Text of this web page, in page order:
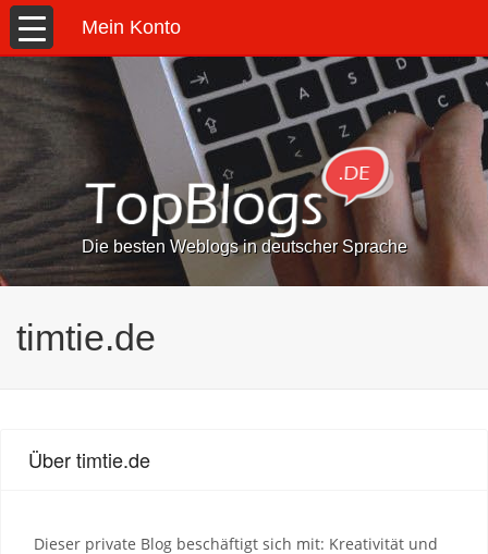
Mein Konto
Die besten Weblogs in deutscher Sprache
timtie.de
Über timtie.de
Dieser private Blog beschäftigt sich mit: Kreativität und